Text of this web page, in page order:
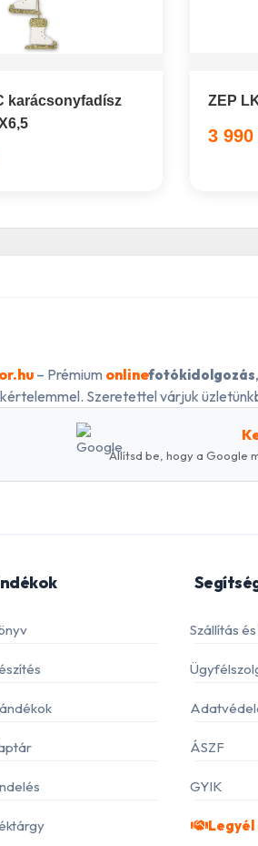
karácsonyfadísz
ZEP
3
– Prémium onlinefotókidolgozás
Szeretettel várjuk
Állítsd be, hogy a Google
Szállítás
ÁSZF
GYIK
Legyél